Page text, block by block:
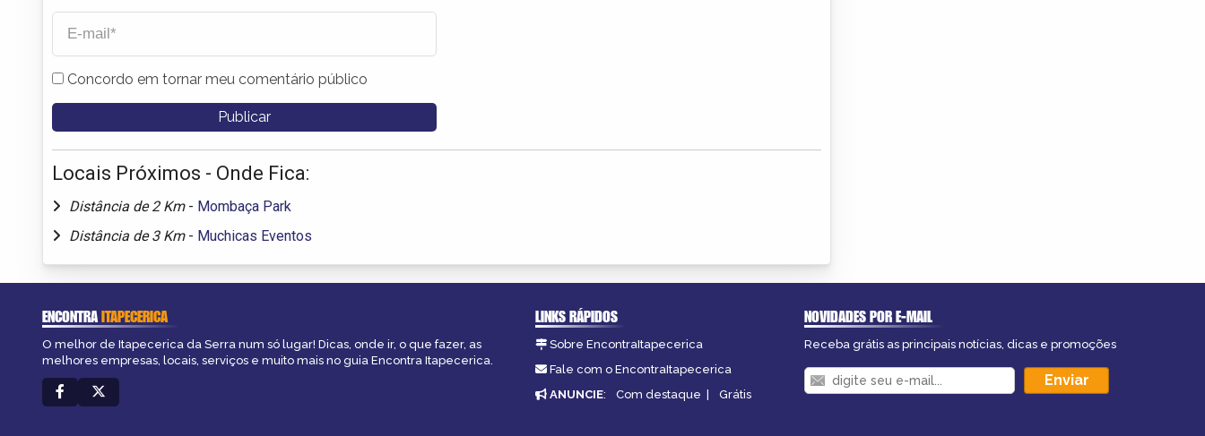
Concordo em tornar meu comentário público
Locais Próximos - Onde Fica:
Distância de 2 Km - Mombaça Park
Distância de 3 Km - Muchicas Eventos
ENCONTRAITAPECERICA
O melhor de Itapecerica da Serra num só lugar! Dicas, onde ir, o que fazer, as
melhores empresas, locais, serviços e muito mais no guia Encontra Itapecerica.
LINKS RÁPIDOS
Sobre EncontraItapecerica
Fale com o EncontraItapecerica
ANUNCIE: Com destaque | Grátis
NOVIDADES POR E-MAIL
Receba grátis as principais notícias, dicas e promoções